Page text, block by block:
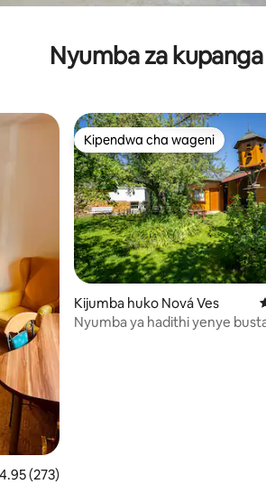
Nyumba za
wa wastani wa 4.95 kati ya 5,
4.95 (273)
Kipendwa cha wageni
Kipendwa cha wageni
Kijumba huko Nová Ves
Nyumba ya hadithi yenye